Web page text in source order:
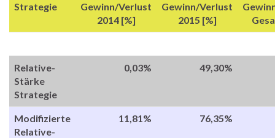
Strategie
Gewinn/Verlust
2014 [%]
Gewinn/Verlust
2015 [%]
Relative-
Stärke
Strategie
0,03% 49,30%
Modifizierte
Relative-
11,81% 76,35%